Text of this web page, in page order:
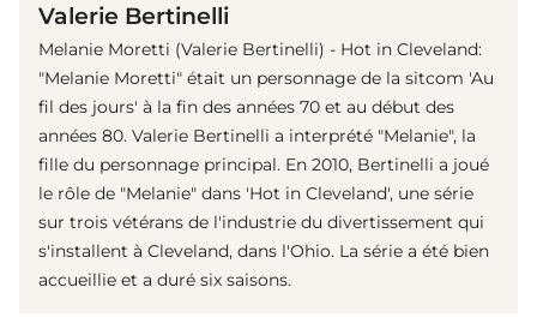
Valerie Bertinelli
Melanie Moretti (Valerie Bertinelli) - Hot in Cleveland:
"Melanie Moretti" était un personnage de la sitcom 'Au
fil des jours' à la fin des années 70 et au début des
années 80. Valerie Bertinelli a interprété "Melanie", la
fille du personnage principal. En 2010, Bertinelli a joué
le rôle de "Melanie" dans 'Hot in Cleveland', une série
sur trois vétérans de l'industrie du divertissement qui
s'installent à Cleveland, dans l'Ohio. La série a été bien
accueillie et a duré six saisons.